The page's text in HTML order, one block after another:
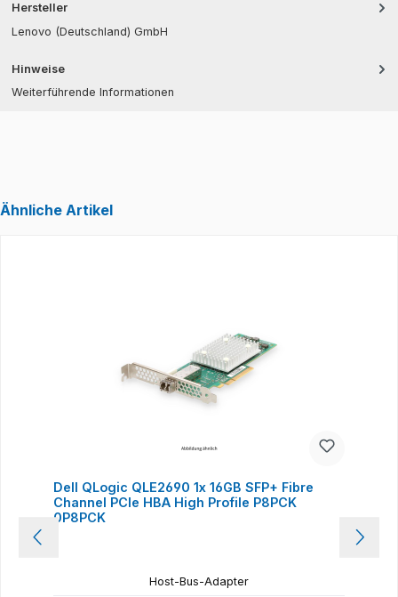
Hersteller
Lenovo (Deutschland) GmbH
Hinweise
Weiterführende Informationen
Ähnliche Artikel
Dell QLogic QLE2690 1x 16GB SFP+ Fibre
Channel PCIe HBA High Profile P8PCK
0P8PCK
Host-Bus-Adapter